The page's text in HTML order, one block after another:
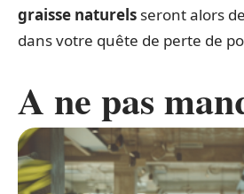
graisse naturels seront alors
dans votre quête de perte de
A ne pas